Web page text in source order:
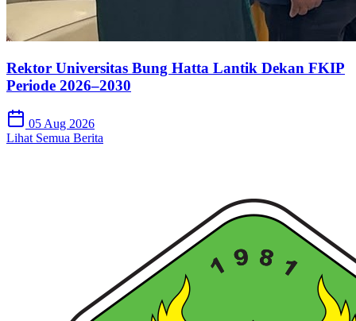
Rektor Universitas Bung Hatta Lantik Dekan FKIP
Periode 2026–2030
05 Aug 2026
Lihat Semua Berita